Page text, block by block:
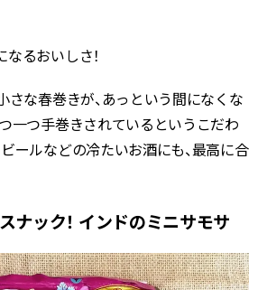
るおいしさ！
さな春巻きが、あっという間になくな
一つ手巻きされているというこだわ
ールなどの冷たいお酒にも、最高に合
ナック！ インドのミニサモサ